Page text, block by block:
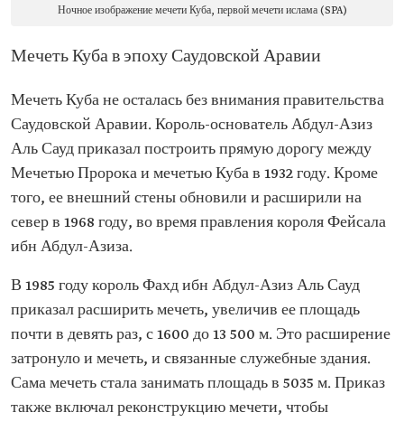
Ночное изображение мечети Куба, первой мечети ислама (SPA)
Мечеть Куба в эпоху Саудовской Аравии
Мечеть Куба не осталась без внимания правительства
Саудовской Аравии. Король-основатель Абдул-Азиз
Аль Сауд приказал построить прямую дорогу между
Мечетью Пророка и мечетью Куба в 1932 году. Кроме
того, ее внешний стены обновили и расширили на
север в 1968 году, во время правления короля Фейсала
ибн Абдул-Азиза.
В 1985 году король Фахд ибн Абдул-Азиз Аль Сауд
приказал расширить мечеть, увеличив ее площадь
почти в девять раз, с 1600 до 13 500 м. Это расширение
затронуло и мечеть, и связанные служебные здания.
Сама мечеть стала занимать площадь в 5035 м. Приказ
также включал реконструкцию мечети, чтобы